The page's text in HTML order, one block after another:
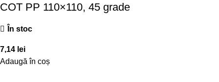
COT PP 110×110, 45 grade
În stoc
7,14 lei
Adaugă în coș